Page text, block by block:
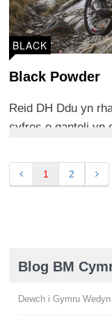
BLACK
Black Powder
Reid DH Ddu yn
cyfres o ganteli yn
1 2
Blog BM
Dewch i Gymru Wedyn